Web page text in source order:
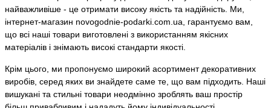
найважливіше - це отримати високу якість та надійність. Ми,
інтернет-магазин novogodnie-podarki.com.ua, гарантуємо вам,
що всі наші товари виготовлені з використанням якісних
матеріалів і знімають високі стандарти якості.
Крім цього, ми пропонуємо широкий асортимент декоративних
виробів, серед яких ви знайдете саме те, що вам підходить. Наші
вишукані та стильні товари неодмінно зроблять ваш простір